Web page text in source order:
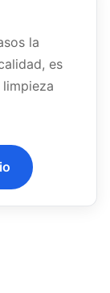
la
es